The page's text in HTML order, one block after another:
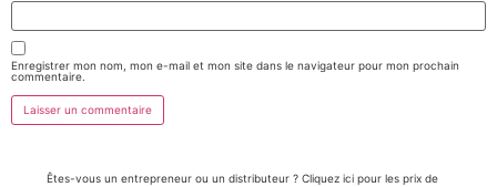
Enregistrer mon nom, mon e-mail et mon site dans le navigateur pour mon prochain
commentaire.
Êtes-vous un entrepreneur ou un distributeur ? Cliquez ici pour les prix de